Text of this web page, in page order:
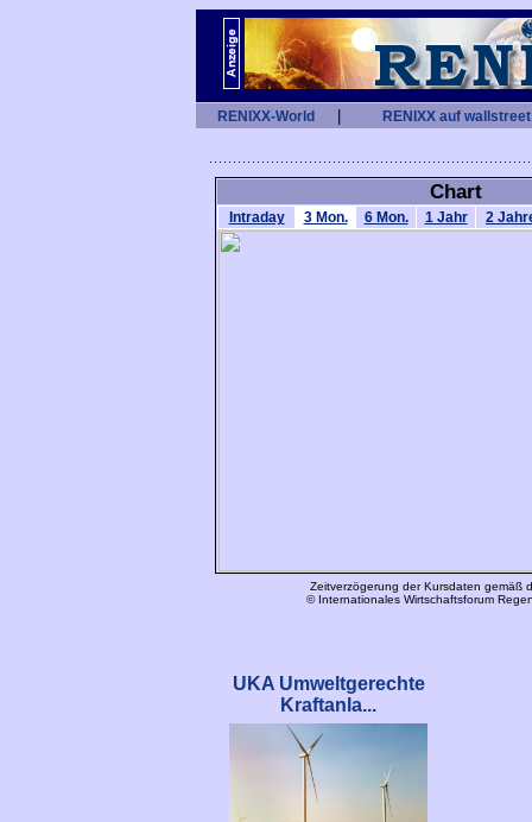
RENIXX-World RENIXX auf
UKA Umweltgerechte
Kraftanla...